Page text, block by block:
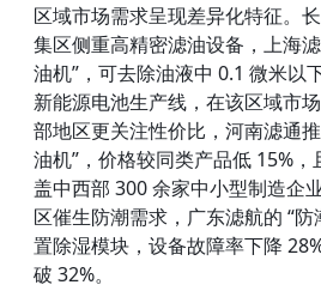
区域市场需求呈现差异化特征。
集区侧重高精密滤油设备，上海
油机”，可去除油液中 0.1 微米以
新能源电池生产线，在该区域市
部地区更关注性价比，河南滤通
油机”，价格较同类产品低 15%
盖中西部 300 余家中小型制造企
区催生防潮需求，广东滤航的 “
置除湿模块，设备故障率下降
破 32%。